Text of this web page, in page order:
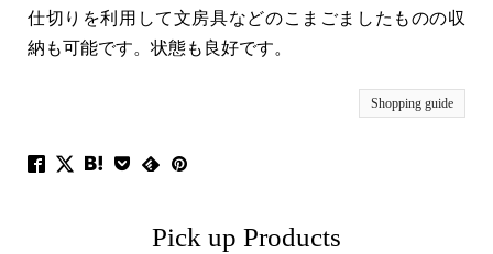
仕切りを利用して文房具などのこまごましたものの収
納も可能です。状態も良好です。
Shopping guide
Pick up Products